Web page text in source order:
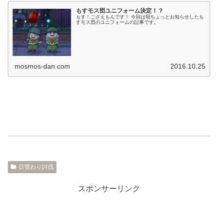
もすモス団ユニフォーム決定！？
もす！ござえもんです！ 今回は朝ちょっとお知らせしたも
すモス団のユニフォームの記事です。
mosmos-dan.com 2016.10.25
日替わり討伐
スポンサーリンク